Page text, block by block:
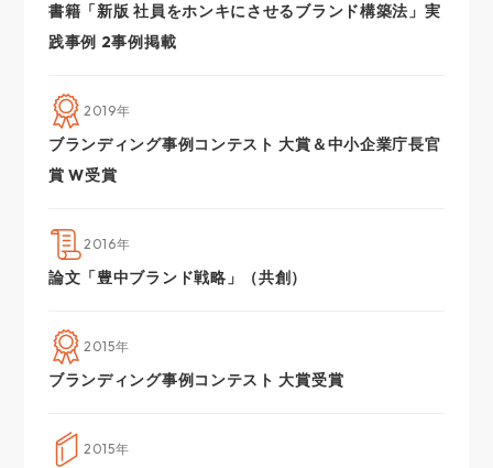
書籍「新版 社員をホンキにさせるブランド構築法」実
践事例 2事例掲載
2019年
ブランディング事例コンテスト 大賞＆中小企業庁長官
賞 W受賞
2016年
論文「豊中ブランド戦略」（共創）
2015年
ブランディング事例コンテスト 大賞受賞
2015年